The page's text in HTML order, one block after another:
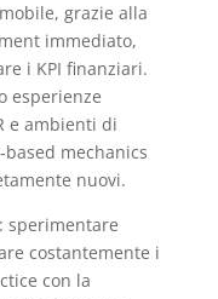
grazie alla
immediato,
i KPI finanziari.
esperienze
e ambienti di
mechanics
nuovi.
sperimentare
costantemente i
con la